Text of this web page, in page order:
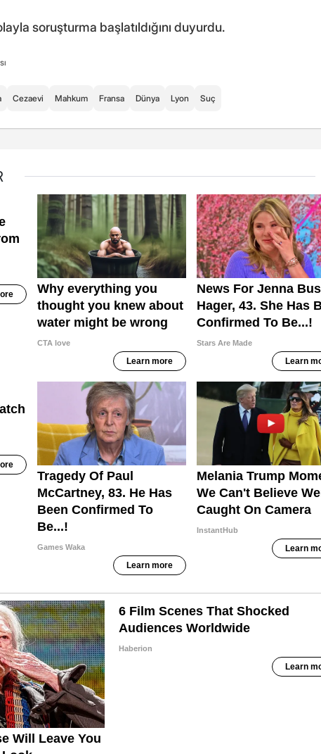
soruşturma başlatıldığını duyurdu.
Cezaevi Mahkum Fransa Dünya Lyon Suç